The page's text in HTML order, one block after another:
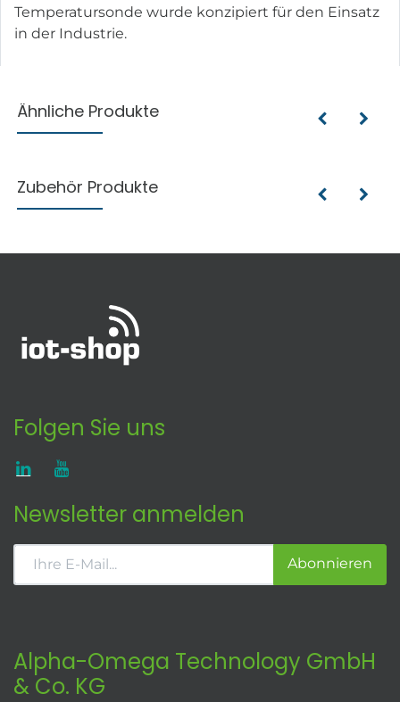
Temperatursonde wurde konzipiert für den Einsatz
in der Industrie.
Ähnliche Produkte
Zubehör Produkte
Folgen Sie uns
Newsletter anmelden
Abonnieren
Alpha-Omega Technology GmbH
& Co. KG